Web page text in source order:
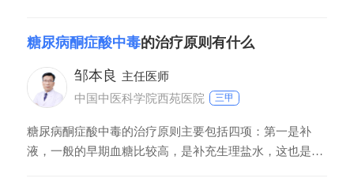
果，形成恶性循环，更增加诊断的复杂性。二，治疗不
当。如中断药物，尤其是胰岛素治疗，药量不足及抗药性
产生，尤其是一型糖尿病患者停用或减少胰岛素的使用剂
量，
糖尿病酮症酸中毒的治疗原则有什么
邹本良 主任医师
中国中医科学院西苑医院
三甲
糖尿病酮症酸中毒的治疗原则主要包括四项：第一是补
液，一般的早期血糖比较高，是补充生理盐水，这也是最